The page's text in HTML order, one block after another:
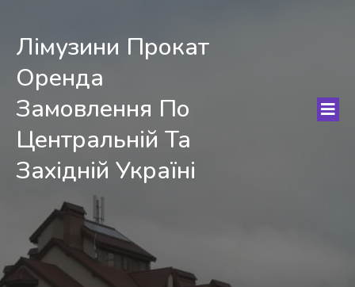
Лімузини Прокат
Оренда
Замовлення По
Центральній Та
Західній Україні